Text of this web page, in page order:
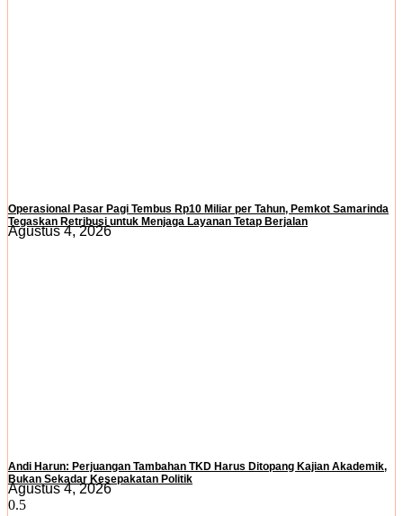
Operasional Pasar Pagi Tembus Rp10 Miliar per Tahun, Pemkot Samarinda
Tegaskan Retribusi untuk Menjaga Layanan Tetap Berjalan
Agustus 4, 2026
Andi Harun: Perjuangan Tambahan TKD Harus Ditopang Kajian Akademik,
Bukan Sekadar Kesepakatan Politik
Agustus 4, 2026